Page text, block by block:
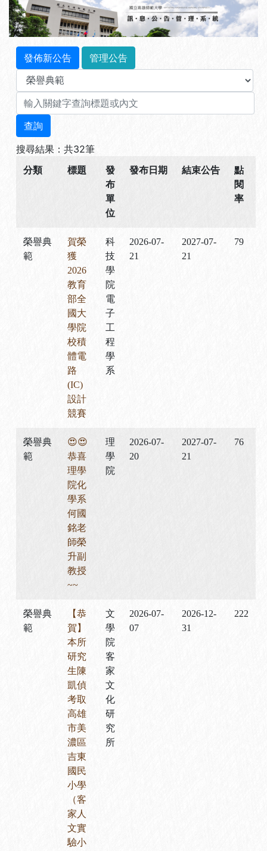
發佈新公告 管理公告
查詢
搜尋結果：共32筆
分類 標題
發
布
單
位
發布日期 結束公告
點
閱
率
榮譽典
範
賀榮
獲
2026
教育
部全
國大
學院
校積
體電
路
(IC)
設計
競賽
科
技
學
院
電
子
工
程
學
系
2026-07-
21
2027-07-
21
79
榮譽典
範
😍😍
恭喜
理學
院化
學系
何國
銘老
師榮
升副
教授
~~
理
學
院
2026-07-
20
2027-07-
21
76
榮譽典
範
【恭
賀】
本所
研究
生陳
凱偵
考取
高雄
市美
濃區
吉東
國民
小學
（客
家人
文實
驗小
文
學
院
客
家
文
化
研
究
所
2026-07-
07
2026-12-
31
222